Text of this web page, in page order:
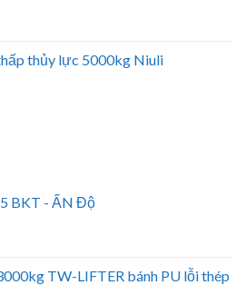
thủy lực 5000kg Niuli
BKT - ẤN Độ
TW-LIFTER bánh PU lỗi thép